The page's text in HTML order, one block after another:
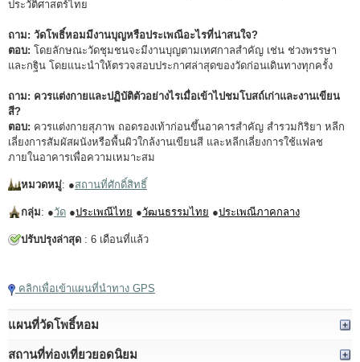
ประวัติศาสตร์ไทย
ถาม: วัดโพธิ์หอมมีงานบุญหรือประเพณีอะไรที่น่าสนใจ?
ตอบ: โดยลักษณะวัดชุมชนจะมีงานบุญตามเทศกาลสำคัญ เช่น ช่วงพรรษา
และกฐิน โดยแนะนำให้ตรวจสอบประกาศล่าสุดของวัดก่อนเดินทางทุกครั้ง
ถาม: ควรแต่งกายและปฏิบัติตัวอย่างไรเมื่อเข้าไปชมโบสถ์เก่าและงานเขียน
สี?
ตอบ: ควรแต่งกายสุภาพ ถอดรองเท้าก่อนขึ้นอาคารสำคัญ สำรวมกิริยา หลีก
เลี่ยงการสัมผัสผนังหรือพื้นผิวใกล้งานเขียนสี และหลีกเลี่ยงการใช้แฟลช
ภายในอาคารเพื่อความเหมาะสม
หมวดหมู่: ●สถานที่ศักดิ์สิทธิ์
กลุ่ม: ●วัด ●ประเพณีไทย ●วัฒนธรรมไทย ●ประเพณีภาคกลาง
ปรับปรุงล่าสุด : 6 เดือนที่แล้ว
คลิกเพื่อเข้าแผนที่นำทาง GPS
แผนที่วัดโพธิ์หอม
สถานที่ท่องเที่ยวยอดนิยม